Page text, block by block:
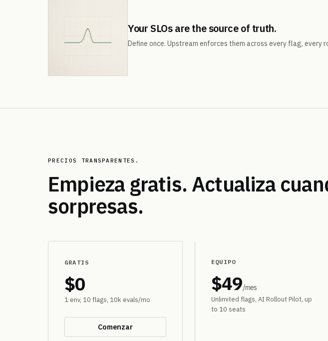
Your SLOs are the source of truth.
Define once. Upstream enforces them across every flag, every
PRECIOS TRANSPARENTES.
Empieza gratis. Actualiza
sorpresas.
GRATIS
$0
1 env, 10 flags, 10k evals/mo
Comenzar
EQUIPO
$49/mes
Unlimited flags, AI Rollout Pilot, up
to 10 seats